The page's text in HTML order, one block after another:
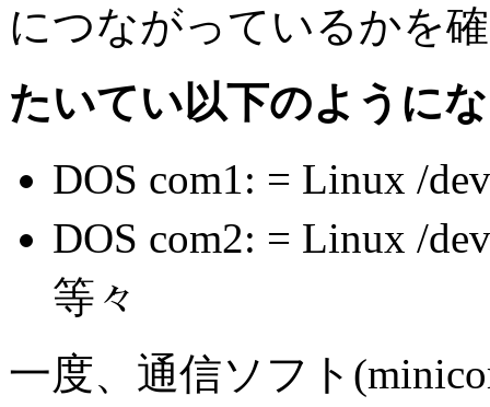
につながっているかを
たいてい以下のように
DOS com1: = Linux /
DOS com2: = Linux /
等々
一度、通信ソフト